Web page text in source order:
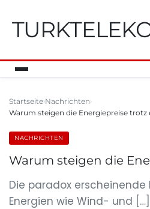
Startseite Nachrichten
Warum steigen die Energiepreise trotz
NACHRICHTEN
Warum steigen die
Die paradox
Energien wie Wind- und […]